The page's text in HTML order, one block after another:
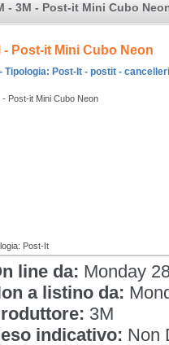
- 3M - Post-it Mini Cubo
- Post-it Mini Cubo Neon
Tipologia: Post-It - postit -
- Post-it Mini Cubo Neon
Post-It
line da: Monday
a listino da:
3M
indicativo: Non